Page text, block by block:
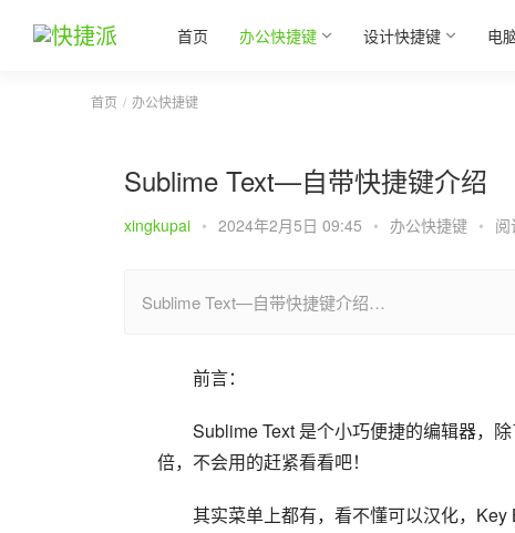
首页 办公快捷键 设计快捷键 电
首页 办公快捷键
Sublime Text—自带快捷键介绍
xingkupai • 2024年2月5日 09:45 • 办公快捷键 •
Sublime Text—自带快捷键介绍…
前言：
Sublime Text 是个小巧便捷的编辑器，
倍，不会用的赶紧看看吧！
其实菜单上都有，看不懂可以汉化，